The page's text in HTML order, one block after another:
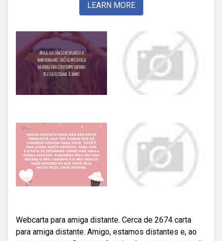
LEARN MORE
Webcarta para amiga distante. Cerca de 2674 carta
para amiga distante. Amigo, estamos distantes e, ao